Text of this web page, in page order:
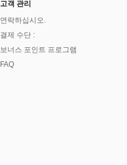
고객 관리
연락하십시오.
결제 수단 :
보너스 포인트 프로그램
FAQ